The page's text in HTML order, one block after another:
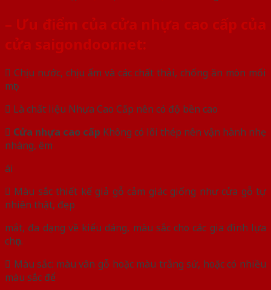
– Ưu điểm của cửa nhựa cao cấp của
cửa saigondoor.net:
 Chịu nước, chịu ẩm và các chất thải, chống ăn mòn mối
mọt
 Là chất liệu Nhựa Cao Cấp nên có độ bền cao
 Cửa nhựa cao cấp Không có lõi thép nên vận hành nhẹ
nhàng, êm
ái
 Màu sắc thiết kế giả gỗ cảm giác giống như cửa gỗ tự
nhiên thật, đẹp
mắt, đa dạng về kiểu dáng, màu sắc cho các gia đình lựa
chọn.
 Màu sắc: màu vân gỗ hoặc màu trắng sứ, hoặc có nhiều
màu sắc để